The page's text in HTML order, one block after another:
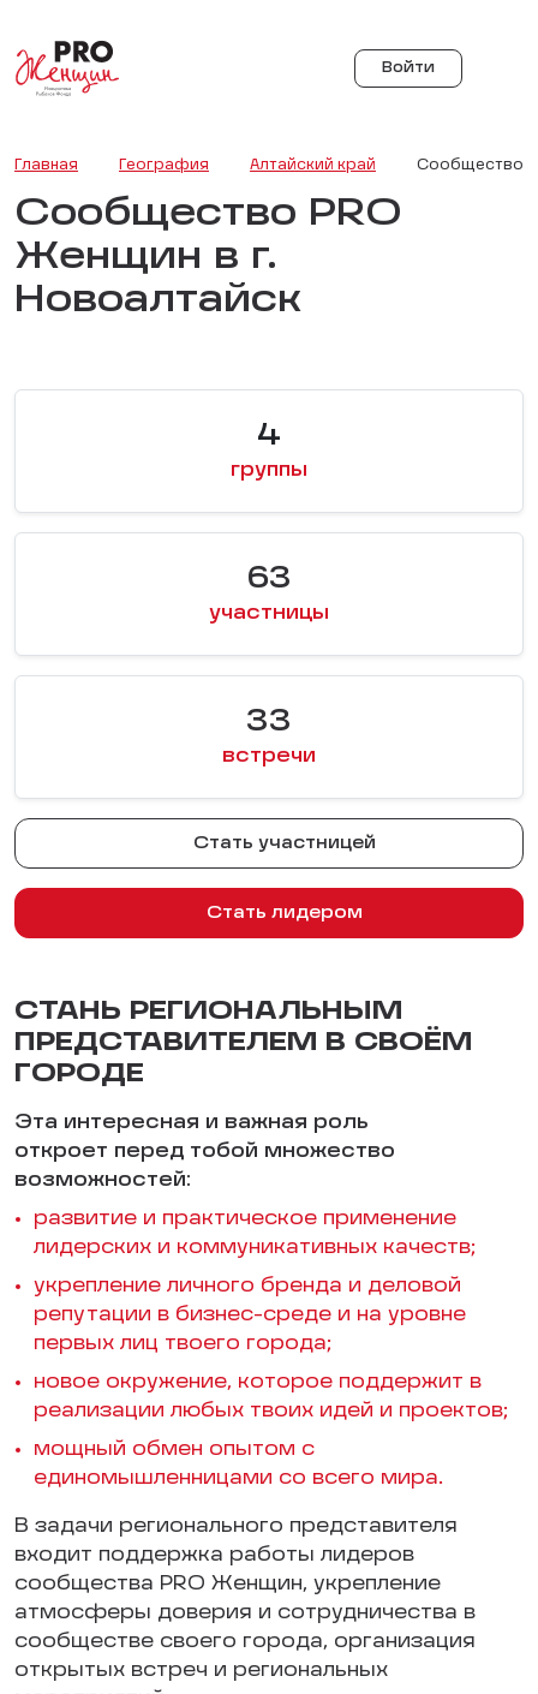
Войти
Главная География Алтайский край Сообщество
Сообщество PRO
Женщин в г.
Новоалтайск
4
группы
63
участницы
33
встречи
Стать участницей
Стать лидером
СТАНЬ РЕГИОНАЛЬНЫМ
ПРЕДСТАВИТЕЛЕМ В СВОЁМ
ГОРОДЕ
Эта интересная и важная роль
откроет перед тобой множество
возможностей:
развитие и практическое применение
лидерских и коммуникативных качеств;
укрепление личного бренда и деловой
репутации в бизнес-среде и на уровне
первых лиц твоего города;
новое окружение, которое поддержит в
реализации любых твоих идей и проектов;
мощный обмен опытом с
единомышленницами со всего мира.
В задачи регионального представителя
входит поддержка работы лидеров
сообщества PRO Женщин, укрепление
атмосферы доверия и сотрудничества в
сообществе своего города, организация
открытых встреч и региональных